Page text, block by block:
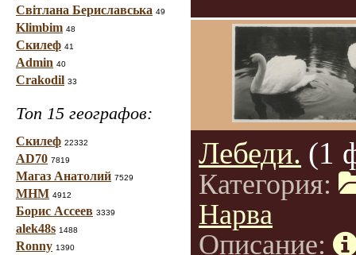
Світлана Бериславська 49
Klimbim 48
Скилеф 41
Admin 40
Crakodil 33
Топ 15 географов:
Скилеф 22332
AD70 7819
Магаз Анатолий 7529
МНМ 4912
Борис Ассеев 3339
alek48s 1488
Ronny 1390
Лебеди. (1
Категория:
Нарва
Описание: